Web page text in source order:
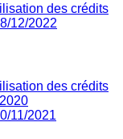
des crédits
12/2022
des crédits
11/2021